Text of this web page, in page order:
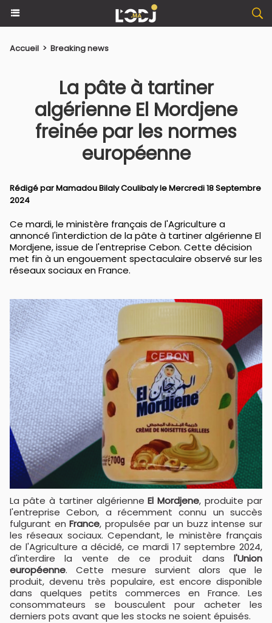
Accueil > Breaking news
La pâte à tartiner
algérienne El Mordjene
freinée par les normes
européenne
Rédigé parMamadou Bilaly Coulibalyle Mercredi 18 Septembre
2024
Ce mardi, le ministère français de l'Agriculture a
annoncé l'interdiction de la pâte à tartiner algérienne El
Mordjene, issue de l'entreprise Cebon. Cette décision
met fin à un engouement spectaculaire observé sur les
réseaux sociaux en France.
La pâte à tartiner algérienneEl Mordjene, produite par
l'entreprise Cebon, a récemment connu un succès
fulgurant enFrance, propulsée par un buzz intense sur
les réseaux sociaux. Cependant, le ministère français
de l'Agriculture a décidé, ce mardi 17 septembre 2024,
d'interdire la vente de ce produit dans l'Union
européenne. Cette mesure survient alors que le
produit, devenu très populaire, est encore disponible
dans quelques petits commerces en France. Les
consommateurs se bousculent pour acheter les
derniers pots avant que les stocks ne soient épuisés.